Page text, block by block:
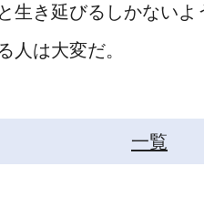
生き延びるしかないよ
人は大変だ。
一覧